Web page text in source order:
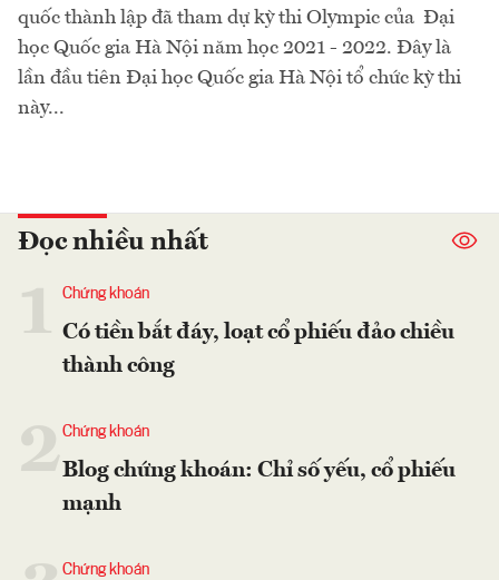
quốc thành lập đã tham dự kỳ thi Olympic của Đại
học Quốc gia Hà Nội năm học 2021 - 2022. Đây là
lần đầu tiên Đại học Quốc gia Hà Nội tổ chức kỳ thi
này...
Đọc nhiều nhất
Chứng khoán
Có tiền bắt đáy, loạt cổ phiếu đảo chiều
thành công
2Chứng khoán
Blog chứng khoán: Chỉ số yếu, cổ phiếu
mạnh
Chứng khoán